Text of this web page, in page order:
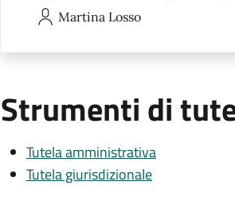
Martina Losso
Strumenti di
Tutela amministrativa
Tutela giurisdizionale